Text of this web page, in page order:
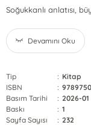
Soğukkanlı anlatısı,
Devamını Oku
Tip : Kitap
ISBN
:
Basım Tarihi
: 2026-01
Baskı
: 1
Sayfa Sayısı
: 232